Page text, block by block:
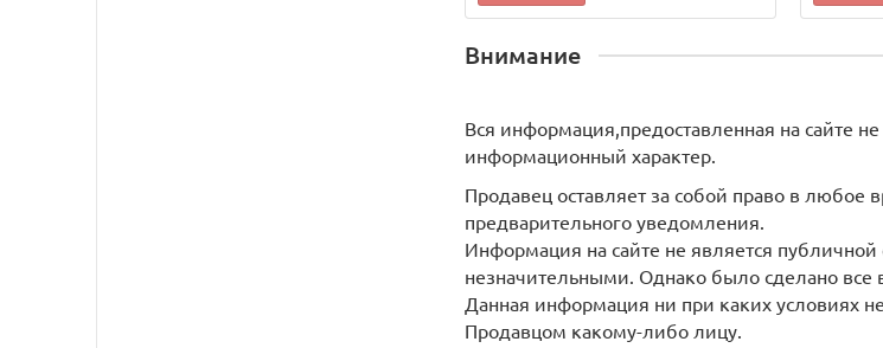
Внимание
Вся информация,предоставленная на сайте
информационный характер.
Продавец оставляет за собой право в
предварительного уведомления.
Информация на сайте не является
незначительными. Однако было сделано все
Данная информация ни при каких условиях
Продавцом какому-либо лицу.